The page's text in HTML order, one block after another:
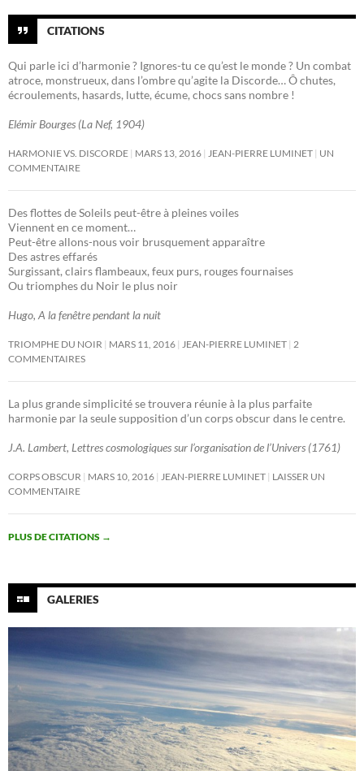
CITATIONS
Qui parle ici d’harmonie ? Ignores-tu ce qu’est le monde ? Un combat
atroce, monstrueux, dans l’ombre qu’agite la Discorde… Ô chutes,
écroulements, hasards, lutte, écume, chocs sans nombre !
Elémir Bourges (La Nef, 1904)
HARMONIE VS. DISCORDE MARS 13, 2016 JEAN-PIERRE LUMINET UN
COMMENTAIRE
Des flottes de Soleils peut-être à pleines voiles
Viennent en ce moment…
Peut-être allons-nous voir brusquement apparaître
Des astres effarés
Surgissant, clairs flambeaux, feux purs, rouges fournaises
Ou triomphes du Noir le plus noir
Hugo, A la fenêtre pendant la nuit
TRIOMPHE DU NOIR MARS 11, 2016 JEAN-PIERRE LUMINET 2
COMMENTAIRES
La plus grande simplicité se trouvera réunie à la plus parfaite
harmonie par la seule supposition d’un corps obscur dans le centre.
J.A. Lambert, Lettres cosmologiques sur l’organisation de l’Univers (1761)
CORPS OBSCUR MARS 10, 2016 JEAN-PIERRE LUMINET LAISSER UN
COMMENTAIRE
PLUS DE CITATIONS →
GALERIES